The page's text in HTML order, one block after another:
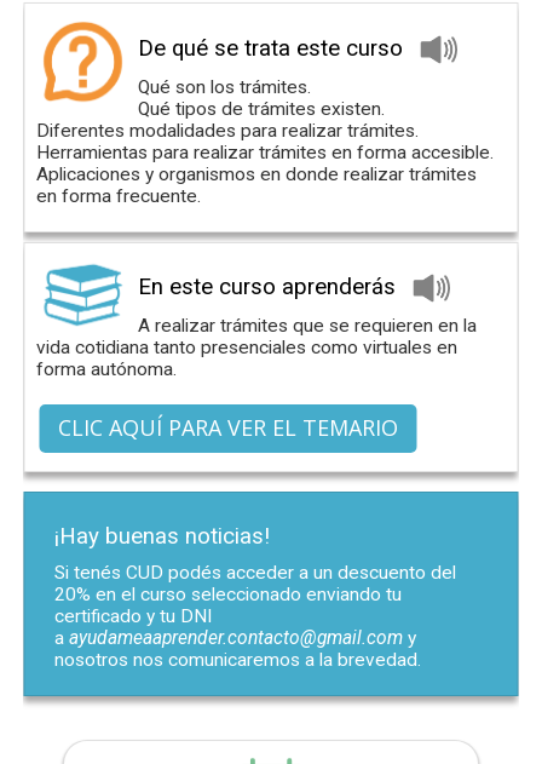
De qué se trata este curso
Qué son los trámites.
Qué tipos de trámites existen.
Diferentes modalidades para realizar trámites.
Herramientas para realizar trámites en forma accesible.
Aplicaciones y organismos en donde realizar trámites
en forma frecuente.
En este curso aprenderás
A realizar trámites que se requieren en la
vida cotidiana tanto presenciales como virtuales en
forma autónoma.
CLIC AQUÍ PARA VER EL TEMARIO
¡Hay buenas noticias!
Si tenés CUD podés acceder a un descuento del
20% en el curso seleccionado enviando tu
certificado y tu DNI
aayudameaaprender.contacto@gmail.com y
nosotros nos comunicaremos a la brevedad.